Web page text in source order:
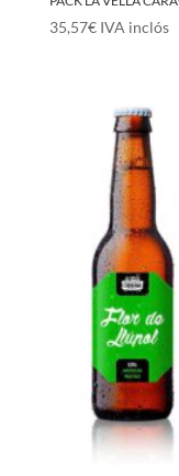
35,57€ IVA inclós